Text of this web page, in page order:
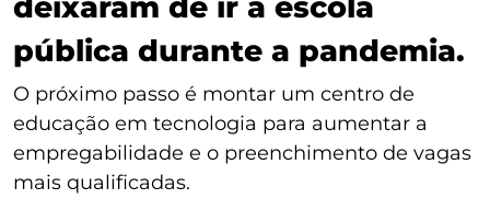
pública durante a pandemia.
O próximo passo é montar um centro de
educação em tecnologia para aumentar a
empregabilidade e o preenchimento de vagas
mais qualificadas.